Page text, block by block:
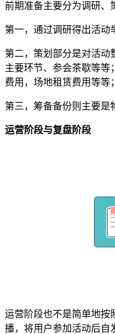
前期准备主要分为调研、
第一，通过调研得出活动
第二，策划部分是对活动
主要环节、参会茶歇等等
费用，场地租赁费用等等
第三，筹备备份则主要是
运营阶段与复盘阶段
运营阶段也不是简单地按
播，将用户参加活动后自